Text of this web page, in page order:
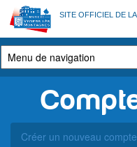
Aller
au
contenu
principal
SITE OFFICIEL DE LA
Onglets
Créer un nouveau compte